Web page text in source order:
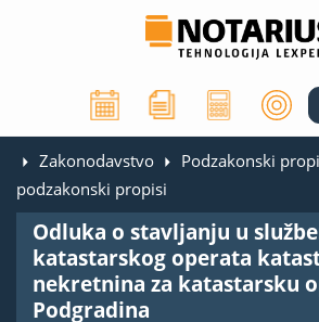
Zakonodavstvo Podzakonski
podzakonski propisi
Odluka o stavljanju u
katastarskog operata
nekretnina za katastarsku
Podgradina